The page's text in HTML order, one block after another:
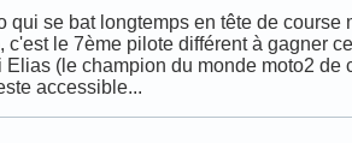
qui se bat longtemps en tête de
c'est le 7ème pilote différent à gagner
(le champion du monde moto2
accessible...